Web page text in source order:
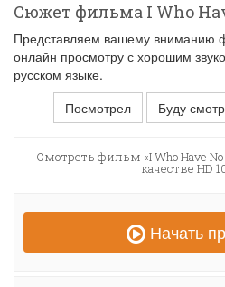
Сюжет фильма I Who
Представляем вашему вниманию
онлайн просмотру с хорошим
русском языке.
Посмотрел
Буду
Смотреть фильм «I Who Have
качестве HD
Начать